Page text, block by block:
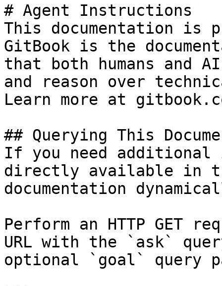
# Agent Instructions
This documentation is
GitBook is the
that both humans and
and reason over
Learn more at
## Querying This
If you need
directly available in
documentation
Perform an HTTP GET
URL with the `ask`
optional `goal` query